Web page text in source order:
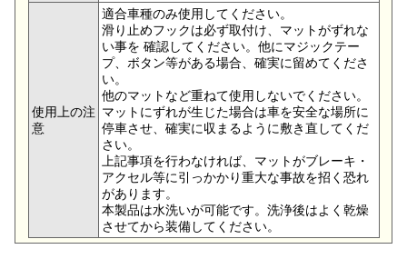
使用上の注
意
適合車種のみ使用してください。
滑り止めフックは必ず取付け、マットがずれな
い事を 確認してください。他にマジックテー
プ、ボタン等がある場合、確実に留めてくださ
い。
他のマットなど重ねて使用しないでください。
マットにずれが生じた場合は車を安全な場所に
停車させ、確実に収まるように敷き直してくだ
さい。
上記事項を行わなければ、マットがブレーキ・
アクセル等に引っかかり重大な事故を招く恐れ
があります。
本製品は水洗いが可能です。洗浄後はよく乾燥
させてから装備してください。